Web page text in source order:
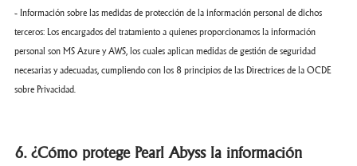
- Información sobre las medidas de protección de la información personal de dichos
terceros: Los encargados del tratamiento a quienes proporcionamos la información
personal son MS Azure y AWS, los cuales aplican medidas de gestión de seguridad
necesarias y adecuadas, cumpliendo con los 8 principios de las Directrices de la OCDE
sobre Privacidad.
6. ¿Cómo protege Pearl Abyss la información